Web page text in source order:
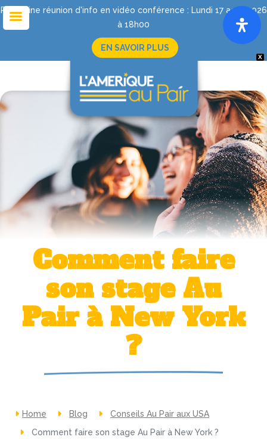
X
Prochaine réunion d'info en vidéo conférence : Lundi 17 août 2026
à 18h00
EN SAVOIR PLUS
Comment faire
son stage Au
Pair à New York
?
Home Blog
Conseils Au Pair aux USA
Comment faire son stage Au Pair à New York ?